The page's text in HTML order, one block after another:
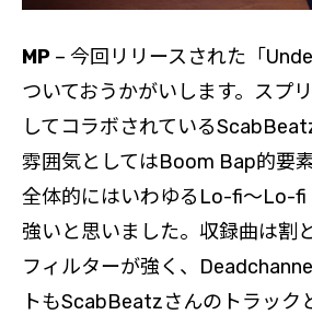
MP – 今回リリースされた「
ついておうかがいします。スプ
してコラボされている
雰囲気としてはBoom Bap的要
全体的にはいわゆるLo-fi〜Lo-fi
強いと思いました。収録曲は割
フィルターが強く、
トもScabBeatzさんのトラック